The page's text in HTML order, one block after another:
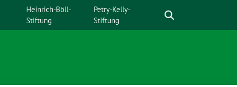
Heinrich-Böll-
Stiftung
Petry-Kelly-
Stiftung